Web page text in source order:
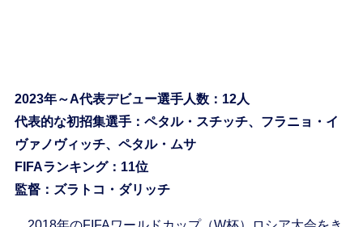
2023年～A代表デビュー選手人数：12人
代表的な初招集選手：ペタル・スチッチ、フラニョ・イ
ヴァノヴィッチ、ペタル・ムサ
FIFAランキング：11位
監督：ズラトコ・ダリッチ